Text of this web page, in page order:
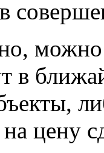
в
цену